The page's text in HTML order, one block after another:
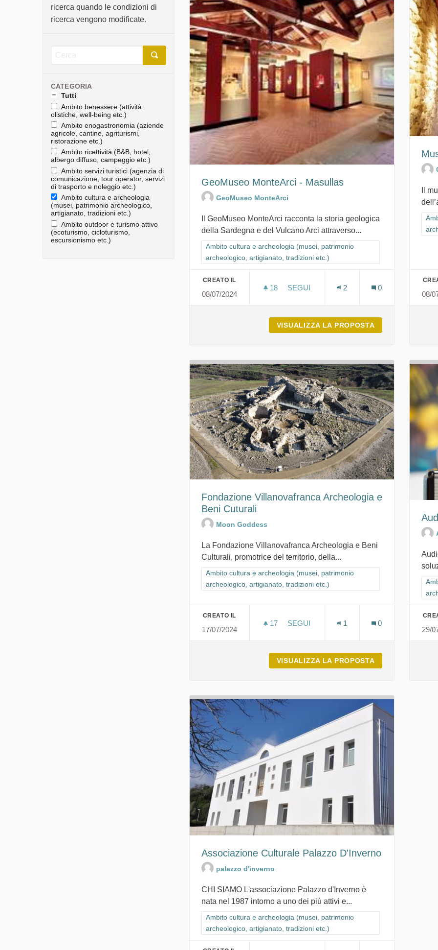
ricerca quando le condizioni di
ricerca vengono modificate.
CATEGORIA
Tutti
Ambito benessere (attività
olistiche, well-being etc.)
Ambito enogastronomia (aziende
agricole, cantine, agriturismi,
ristorazione etc.)
Ambito ricettività (B&B, hotel,
albergo diffuso, campeggio etc.)
Ambito servizi turistici (agenzia di
comunicazione, tour operator, servizi
di trasporto e noleggio etc.)
Ambito cultura e archeologia
(musei, patrimonio archeologico,
artigianato, tradizioni etc.)
Ambito outdoor e turismo attivo
(ecoturismo, cicloturismo,
escursionismo etc.)
GeoMuseo MonteArci - Masullas
GeoMuseo MonteArci
Il GeoMuseo MonteArci racconta la storia geologica
della Sardegna e del Vulcano Arci attraverso...
Filtra i risultati per categoria: Ambito cultura e archeologia (musei,
Ambito cultura e archeologia (musei, patrimonio
archeologico, artigianato, tradizioni etc.)
CREATO IL
08/07/2024
18 18 SOSTENITORI
SEGUI
GEOMUSEO MONTEARCI - MASULLAS
2 0
VISUALIZZA LA PROPOSTA GEOMUSEO
Il
08/
Fondazione Villanovafranca Archeologia e
Beni Cuturali
Moon Goddess
La Fondazione Villanovafranca Archeologia e Beni
Culturali, promotrice del territorio, della...
Filtra i risultati per categoria: Ambito cultura e archeologia (musei,
Ambito cultura e archeologia (musei, patrimonio
archeologico, artigianato, tradizioni etc.)
CREATO IL
17/07/2024
17 17 SOSTENITORI
SEGUI
FONDAZIONE VILLANOVAFRANCA
1 0
VISUALIZZA LA PROPOSTA FONDAZIONE
29/
Associazione Culturale Palazzo D'Inverno
palazzo d'inverno
CHI SIAMO L'associazione Palazzo d'Inverno è
nata nel 1987 intorno a uno dei più attivi e...
Filtra i risultati per categoria: Ambito cultura e archeologia (musei,
Ambito cultura e archeologia (musei, patrimonio
archeologico, artigianato, tradizioni etc.)